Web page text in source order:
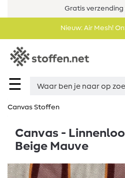
Gratis verzending
Nieuw: Air Mesh!
☰
Canvas Stoffen
Canvas -
Beige Mauve